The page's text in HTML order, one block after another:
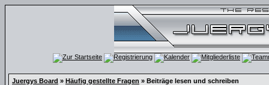
Juergys Board » Häufig gestellte Fragen » Beiträge lesen und schreiben